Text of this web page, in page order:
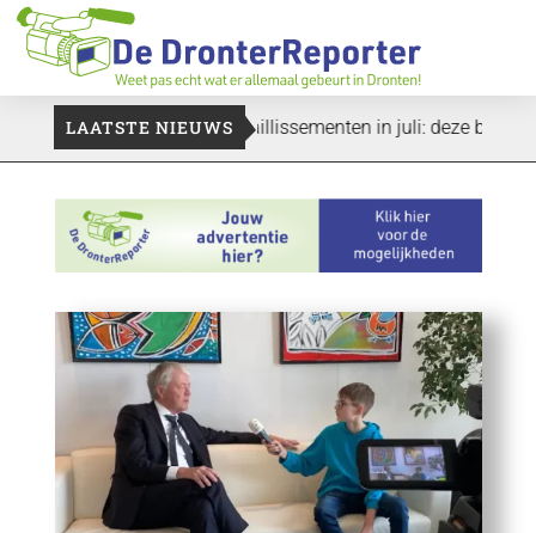
LAATSTE NIEUWS
even duren’ Vier faillissementen in juli: deze bedrijven in